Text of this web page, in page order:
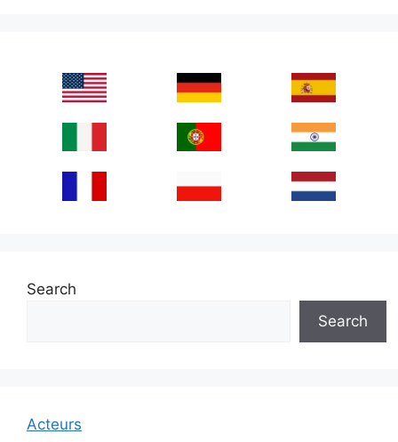
Search
Search
Acteurs